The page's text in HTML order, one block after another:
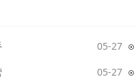
05-27
05-27